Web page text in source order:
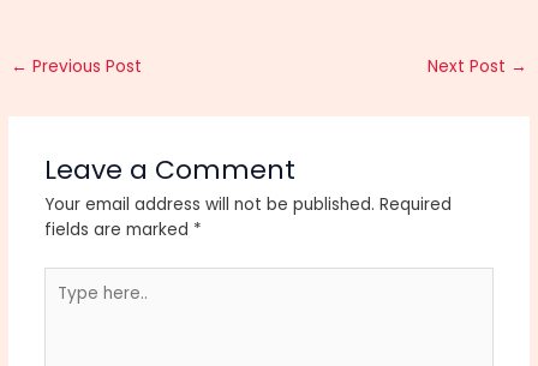
← Previous Post Next Post →
Leave a Comment
Your email address will not be published. Required
fields are marked *
here..